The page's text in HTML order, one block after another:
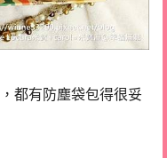
都有防塵袋包得很妥